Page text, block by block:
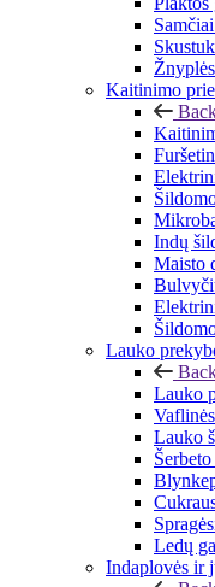
Žnyplės
Kaitinimo
Indų
Maisto
Lauko
Lauko
Vaflinės
Lauko
Ledų
Indaplovės ir